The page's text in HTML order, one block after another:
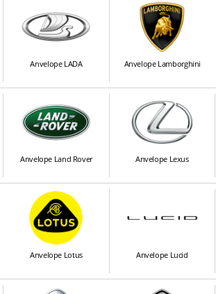
Anvelope LADA Anvelope Lamborghini
Anvelope Land Rover Anvelope Lexus
Anvelope Lotus Anvelope Lucid